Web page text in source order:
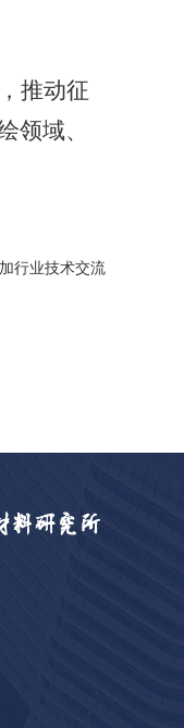
推动征
领域、
行业技术交流